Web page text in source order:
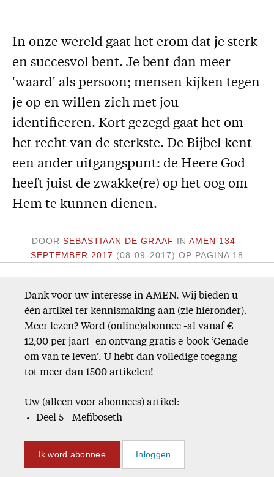
Service
Adreswijziging
Nabestellen
Vragen en opmerkingen
En verder
Bijbelstudieagenda
In onze wereld gaat het erom dat je sterk
en succesvol bent. Je bent dan meer
'waard' als persoon; mensen kijken tegen
je op en willen zich met jou
identificeren. Kort gezegd gaat het om
het recht van de sterkste. De Bijbel kent
een ander uitgangspunt: de Heere God
heeft juist de zwakke(re) op het oog om
Hem te kunnen dienen.
DOORSEBASTIAAN DE GRAAF IN AMEN 134 -
SEPTEMBER 2017 (08-09-2017) OP PAGINA 18
Dank voor uw interesse in AMEN. Wij bieden u
één artikel ter kennismaking aan (zie hieronder).
Meer lezen? Word (online)abonnee -al vanaf €
12,00 per jaar!- en ontvang gratis e-book ‘Genade
om van te leven’. U hebt dan volledige toegang
tot meer dan 1500 artikelen!
Uw (alleen voor abonnees) artikel:
Deel 5 - Mefiboseth
Ik word abonnee Inloggen